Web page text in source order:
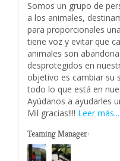
Somos un grupo de
a los animales,
para proporcionales
tiene voz y evitar que
animales son
desprotegidos en
objetivo es cambiar su
todo lo que está en
Ayúdanos a ayudarles
Mil gracias!!!! Leer más...
Teaming Manager: